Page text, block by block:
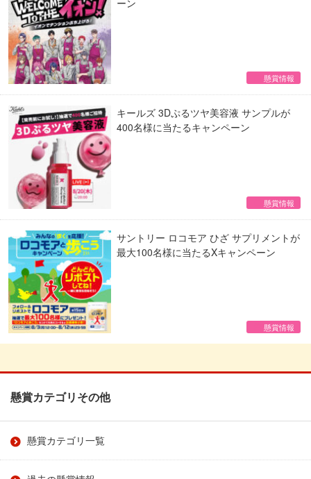
ーン
懸賞情報
キールズ 3Dぷるツヤ美容液 サンプルが
400名様に当たるキャンペーン
懸賞情報
サントリー ロコモア ひざ サプリメントが
最大100名様に当たるXキャンペーン
懸賞情報
懸賞カテゴリその他
懸賞カテゴリ一覧